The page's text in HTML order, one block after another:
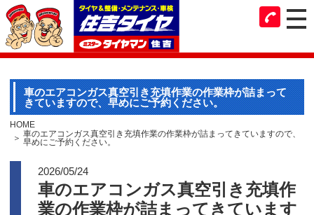
車のエアコンガス真空引き充填作業の作業枠が詰まって
きていますので、早めにご予約ください。
HOME
車のエアコンガス真空引き充填作業の作業枠が詰まってきていますので、
早めにご予約ください。
2026/05/24
車のエアコンガス真空引き充填作
業の作業枠が詰まってきています